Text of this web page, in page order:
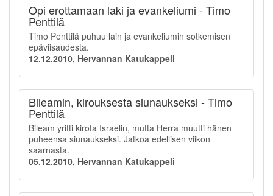
Opi erottamaan laki ja evankeliumi - Timo
Penttilä
Timo Penttilä puhuu lain ja evankeliumin sotkemisen
epäviisaudesta.
12.12.2010, Hervannan Katukappeli
Bileamin, kirouksesta siunaukseksi - Timo
Penttilä
Bileam yritti kirota Israelin, mutta Herra muutti hänen
puheensa siunaukseksi. Jatkoa edellisen viikon
saarnasta.
05.12.2010, Hervannan Katukappeli